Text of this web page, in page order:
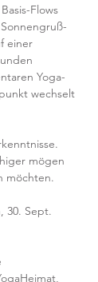
Flows
einer
Yoga-
wechselt
mögen
möchten.
30. Sept.